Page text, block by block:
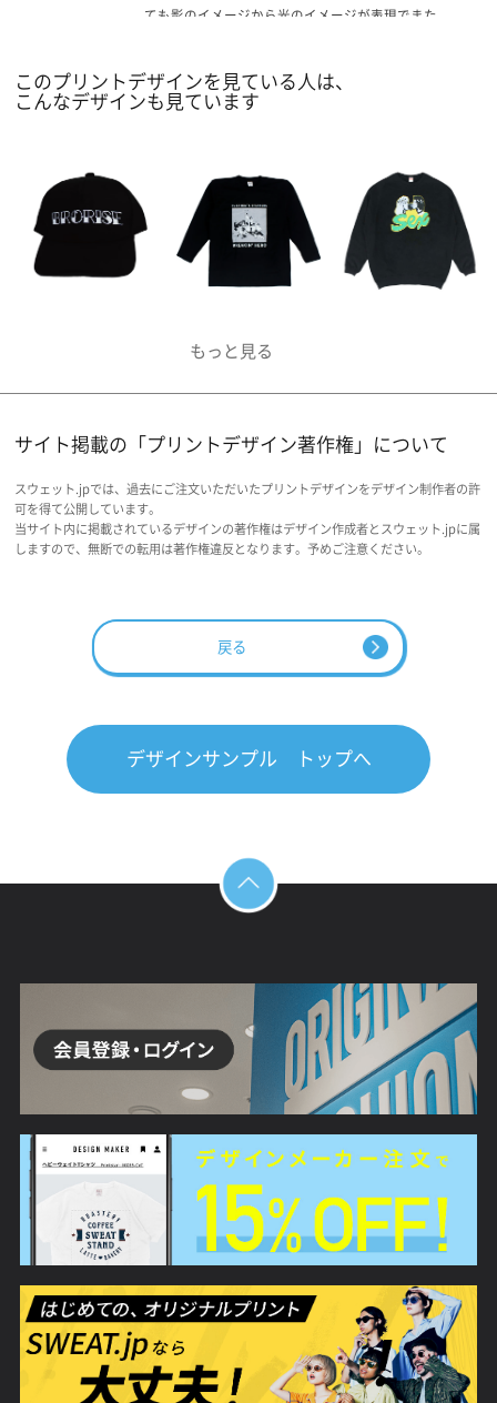
ても影のイメージから光のイメージが表現でまた
このプリントデザインを見ている人は、
こんなデザインも見ています
サイト掲載の「プリントデザイン著作権」について
スウェット.jpでは、過去にご注文いただいたプリントデザインをデザイン制作者の許
可を得て公開しています。
当サイト内に掲載されているデザインの著作権はデザイン作成者とスウェット.jpに属
しますので、無断での転用は著作権違反となります。予めご注意ください。
戻る
デザインサンプル トップへ